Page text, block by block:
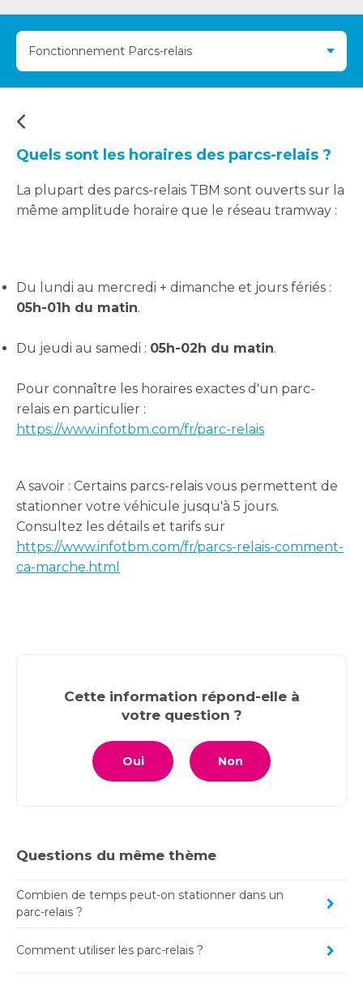
la
Fonctionnement Parcs-relais
Quels sont les horaires des parcs-relais ?
La plupart des parcs-relais TBM sont ouverts sur la
même amplitude horaire que le réseau tramway :
Du lundi au mercredi + dimanche et jours fériés :
05h-01h du matin.
Du jeudi au samedi : 05h-02h du matin.
Pour connaître les horaires exactes d'un parc-
relais en particulier :
https://www.infotbm.com/fr/parc-relais
A savoir : Certains parcs-relais vous permettent de
stationner votre véhicule jusqu'à 5 jours.
Consultez les détails et tarifs sur
https://www.infotbm.com/fr/parcs-relais-comment-
ca-marche.html
Cette information répond-elle à
votre question ?
Oui Non
Questions du même thème
Combien de temps peut-on stationner dans un
parc-relais ?
Comment utiliser les parc-relais ?